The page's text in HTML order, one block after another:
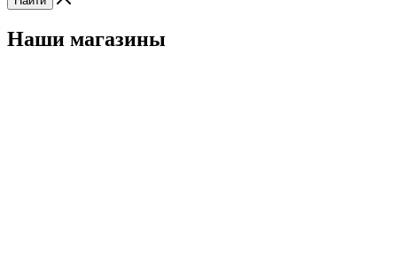
Наши магазины